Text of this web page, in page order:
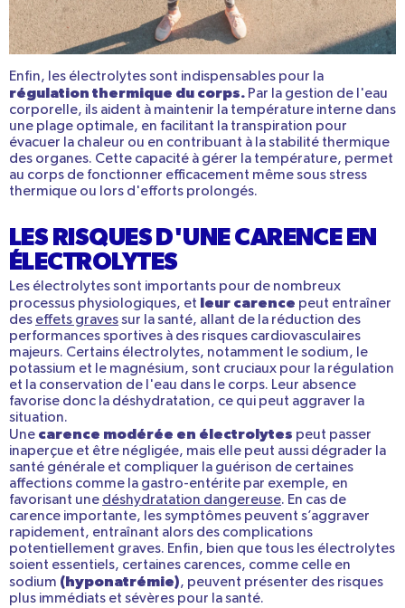
Enfin, les électrolytes sont indispensables pour la
régulation thermique du corps. Par la gestion de l'eau
corporelle, ils aident à maintenir la température interne dans
une plage optimale, en facilitant la transpiration pour
évacuer la chaleur ou en contribuant à la stabilité thermique
des organes. Cette capacité à gérer la température, permet
au corps de fonctionner efficacement même sous stress
thermique ou lors d'efforts prolongés.
LES RISQUES D'UNE CARENCE EN
ÉLECTROLYTES
Les électrolytes sont importants pour de nombreux
processus physiologiques, et
leur carence peut entraîner
des effets gravessur la santé, allant de la réduction des
performances sportives à des risques cardiovasculaires
majeurs. Certains électrolytes, notamment le sodium, le
potassium et le magnésium, sont cruciaux pour la régulation
et la conservation de l'eau dans le corps. Leur absence
favorise donc la déshydratation, ce qui peut aggraver la
situation.
Une carence modérée en électrolytes peut passer
inaperçue et être négligée, mais elle peut aussi dégrader la
santé générale et compliquer la guérison de certaines
affections comme la gastro-entérite par exemple, en
favorisant une déshydratation dangereuse. En cas de
carence importante, les symptômes peuvent s’aggraver
rapidement, entraînant alors des complications
potentiellement graves. Enfin, bien que tous les électrolytes
soient essentiels, certaines carences, comme celle en
sodium (hyponatrémie), peuvent présenter des risques
plus immédiats et sévères pour la santé.